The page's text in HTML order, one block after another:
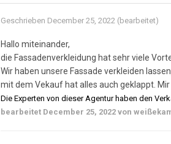
Geschrieben December 25, 2022 (bearbeitet)
Hallo miteinander,
die Fassadenverkleidung hat sehr viele
Wir haben unsere Fassade verkleiden
mit dem Vekauf hat alles auch geklappt.
Die Experten von dieser Agentur haben den
bearbeitet December 25, 2022 von